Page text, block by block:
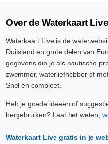
Over de Waterkaart
Waterkaart Live is de
Duitsland en grote delen van
gegevens die je als nautische
zwemmer, waterliefhebber of
Snel en compleet.
Heb je goede ideeën of
hergebruiken? Laat het weten,
Waterkaart Live gratis in je